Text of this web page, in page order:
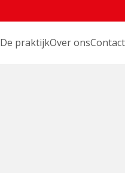
De praktijkOver onsContact